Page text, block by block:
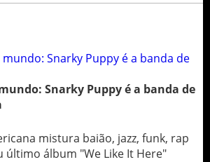
Snarky Puppy é a banda de
mistura baião, jazz, funk, rap
último álbum "We Like It Here"